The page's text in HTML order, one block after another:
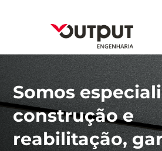
Somos
construção e
reabilitação,